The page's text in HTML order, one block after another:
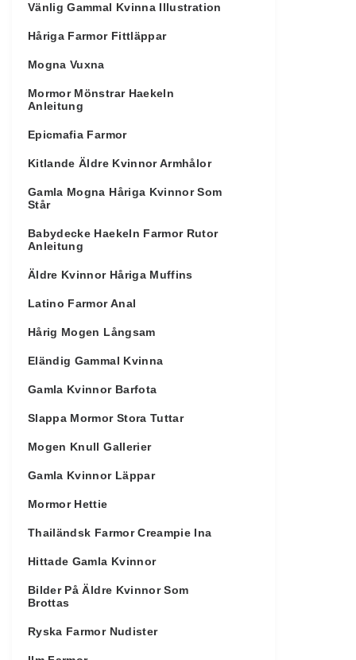
Vänlig Gammal Kvinna Illustration
Håriga Farmor Fittläppar
Mogna Vuxna
Mormor Mönstrar Haekeln
Anleitung
Epicmafia Farmor
Kitlande Äldre Kvinnor Armhålor
Gamla Mogna Håriga Kvinnor Som
Står
Babydecke Haekeln Farmor Rutor
Anleitung
Äldre Kvinnor Håriga Muffins
Latino Farmor Anal
Hårig Mogen Långsam
Eländig Gammal Kvinna
Gamla Kvinnor Barfota
Slappa Mormor Stora Tuttar
Mogen Knull Gallerier
Gamla Kvinnor Läppar
Mormor Hettie
Thailändsk Farmor Creampie Ina
Hittade Gamla Kvinnor
Bilder På Äldre Kvinnor Som
Brottas
Ryska Farmor Nudister